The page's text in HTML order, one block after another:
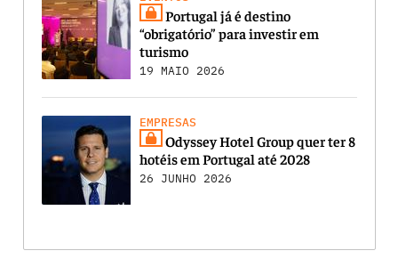
Portugal já é destino
“obrigatório” para investir em
turismo
19 MAIO 2026
EMPRESAS
Odyssey Hotel Group quer ter 8
hotéis em Portugal até 2028
26 JUNHO 2026